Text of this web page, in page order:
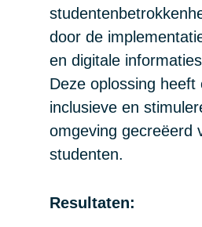
door de
en digitale
Deze oplossing heeft
inclusieve en
omgeving gecreëerd
studenten.
Resultaten: